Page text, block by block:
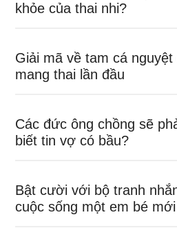
khỏe của thai nhi?
Giải mã về tam cá
mang thai lần đầu
Các đức ông chồng sẽ
biết tin vợ có bầu?
Bật cười với bộ tranh
cuộc sống một em bé